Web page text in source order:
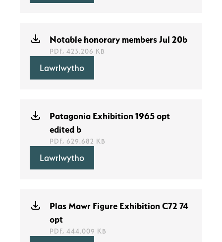
Notable honorary members Jul 20b
PDF, 423.206 KB
Lawrlwytho
Patagonia Exhibition 1965 opt
edited b
PDF, 629.682 KB
Lawrlwytho
Plas Mawr Figure Exhibition C72 74
opt
PDF, 444.009 KB